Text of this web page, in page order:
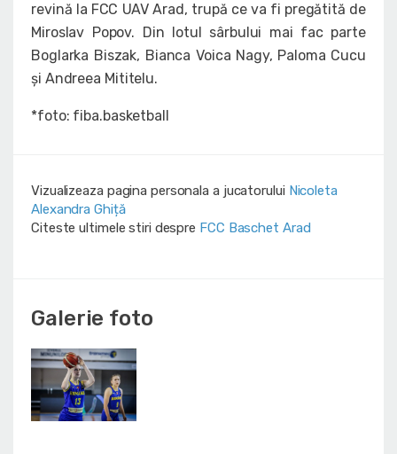
revină la FCC UAV Arad, trupă ce va fi pregătită de
Miroslav Popov. Din lotul sârbului mai fac parte
Boglarka Biszak, Bianca Voica Nagy, Paloma Cucu
și Andreea Mititelu.
*foto: fiba.basketball
Vizualizeaza pagina personala a jucatorului Nicoleta
Alexandra Ghiță
Citeste ultimele stiri despre FCC Baschet Arad
Galerie foto